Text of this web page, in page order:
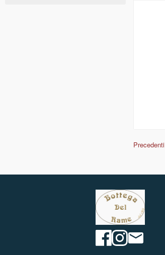
Precedenti